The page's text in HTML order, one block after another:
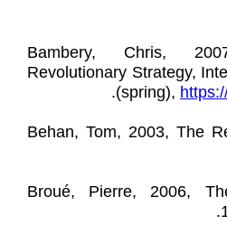
Bambery, Chris,
Revolutionary Strategy,
(spring),
.
Behan, Tom, 2003, The
Broué, Pierre, 2006,